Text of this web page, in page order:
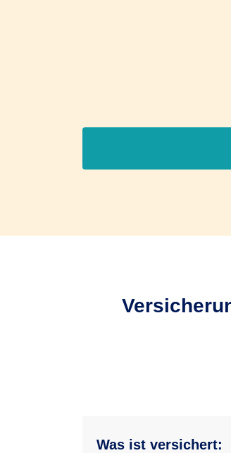
Was ist versichert: